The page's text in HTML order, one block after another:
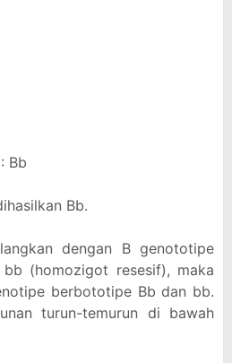
Bb.
dengan B genototipe
(homozigot resesif), maka
berbototipe Bb dan bb.
turun-temurun di bawah